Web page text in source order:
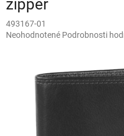
zipper
493167-01
Priemerné
Neohodnotené Podrobnosti